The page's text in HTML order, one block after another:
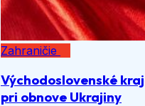
Zahraničie
Východoslovenské
pri obnove Ukrajiny